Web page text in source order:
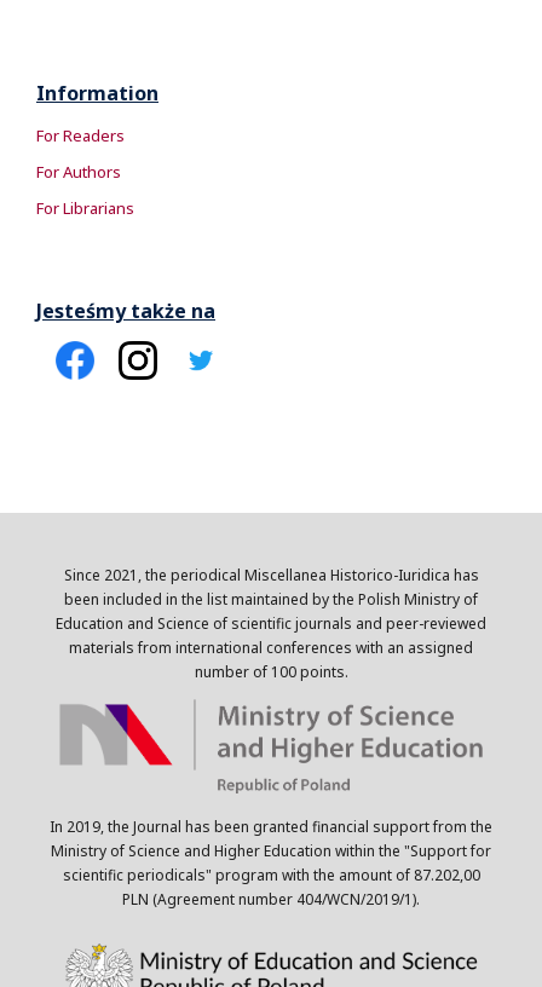
Information
For Readers
For Authors
For Librarians
Jesteśmy także na
Since 2021, the periodical Miscellanea Historico-Iuridica has
been included in the list maintained by the Polish Ministry of
Education and Science of scientific journals and peer-reviewed
materials from international conferences with an assigned
number of 100 points.
In 2019, the Journal has been granted financial support from the
Ministry of Science and Higher Education within the "Support for
scientific periodicals" program with the amount of 87.202,00
PLN (Agreement number 404/WCN/2019/1).